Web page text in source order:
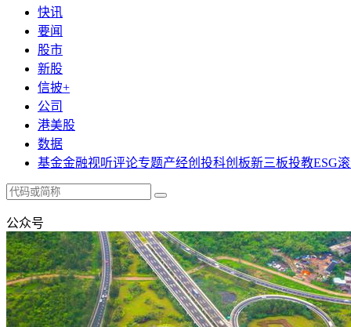
快讯
要闻
股市
新股
信披+
公司
港美股
数据
基金金融视听评论专题产经创投科创板新三板投教ESG
公众号